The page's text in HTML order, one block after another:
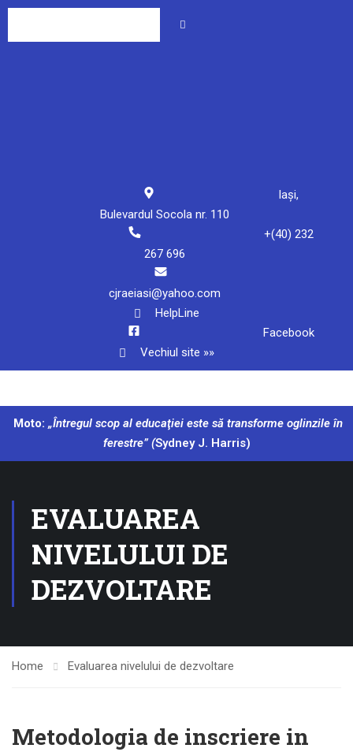
Iași,
Bulevardul Socola nr. 110
+(40) 232
267 696
cjraeiasi@yahoo.com
HelpLine
Facebook
Vechiul site »»
Moto: „Întregul scop al educaţiei este să transforme oglinzile în
ferestre” (Sydney J. Harris)
EVALUAREA
NIVELULUI DE
DEZVOLTARE
Home Evaluarea nivelului de dezvoltare
Metodologia de inscriere in